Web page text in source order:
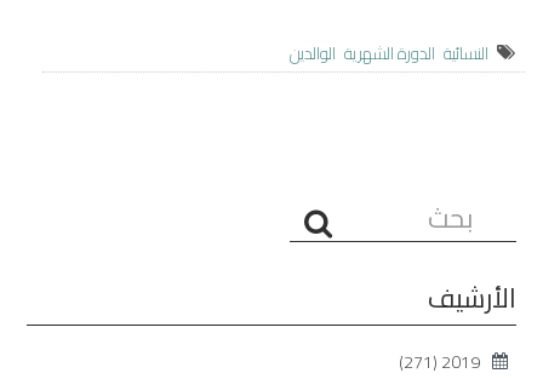
النسائية الدورة الشهرية الوالدين
البحث...
الأرشيف
2019
(271)